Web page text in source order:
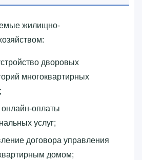
жилищно-
дворовых
многоквартирных
оплаты
услуг;
договора управления
домом;